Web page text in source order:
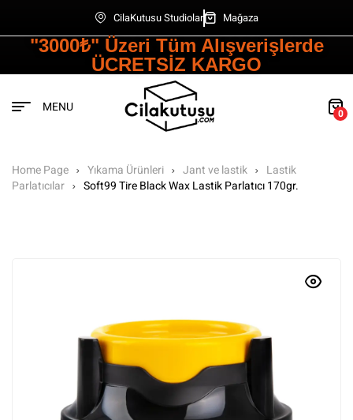
CilaKutusu Studiolar Mağaza
"3000₺" Üzeri Tüm Alışverişlerde
ÜCRETSİZ KARGO
MENU 0
Home Page Yıkama Ürünleri Jant ve lastik
Lastik
Parlatıcılar
Soft99 Tire Black Wax Lastik Parlatıcı 170gr.